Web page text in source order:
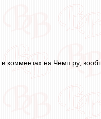
комментах на Чемп.ру,